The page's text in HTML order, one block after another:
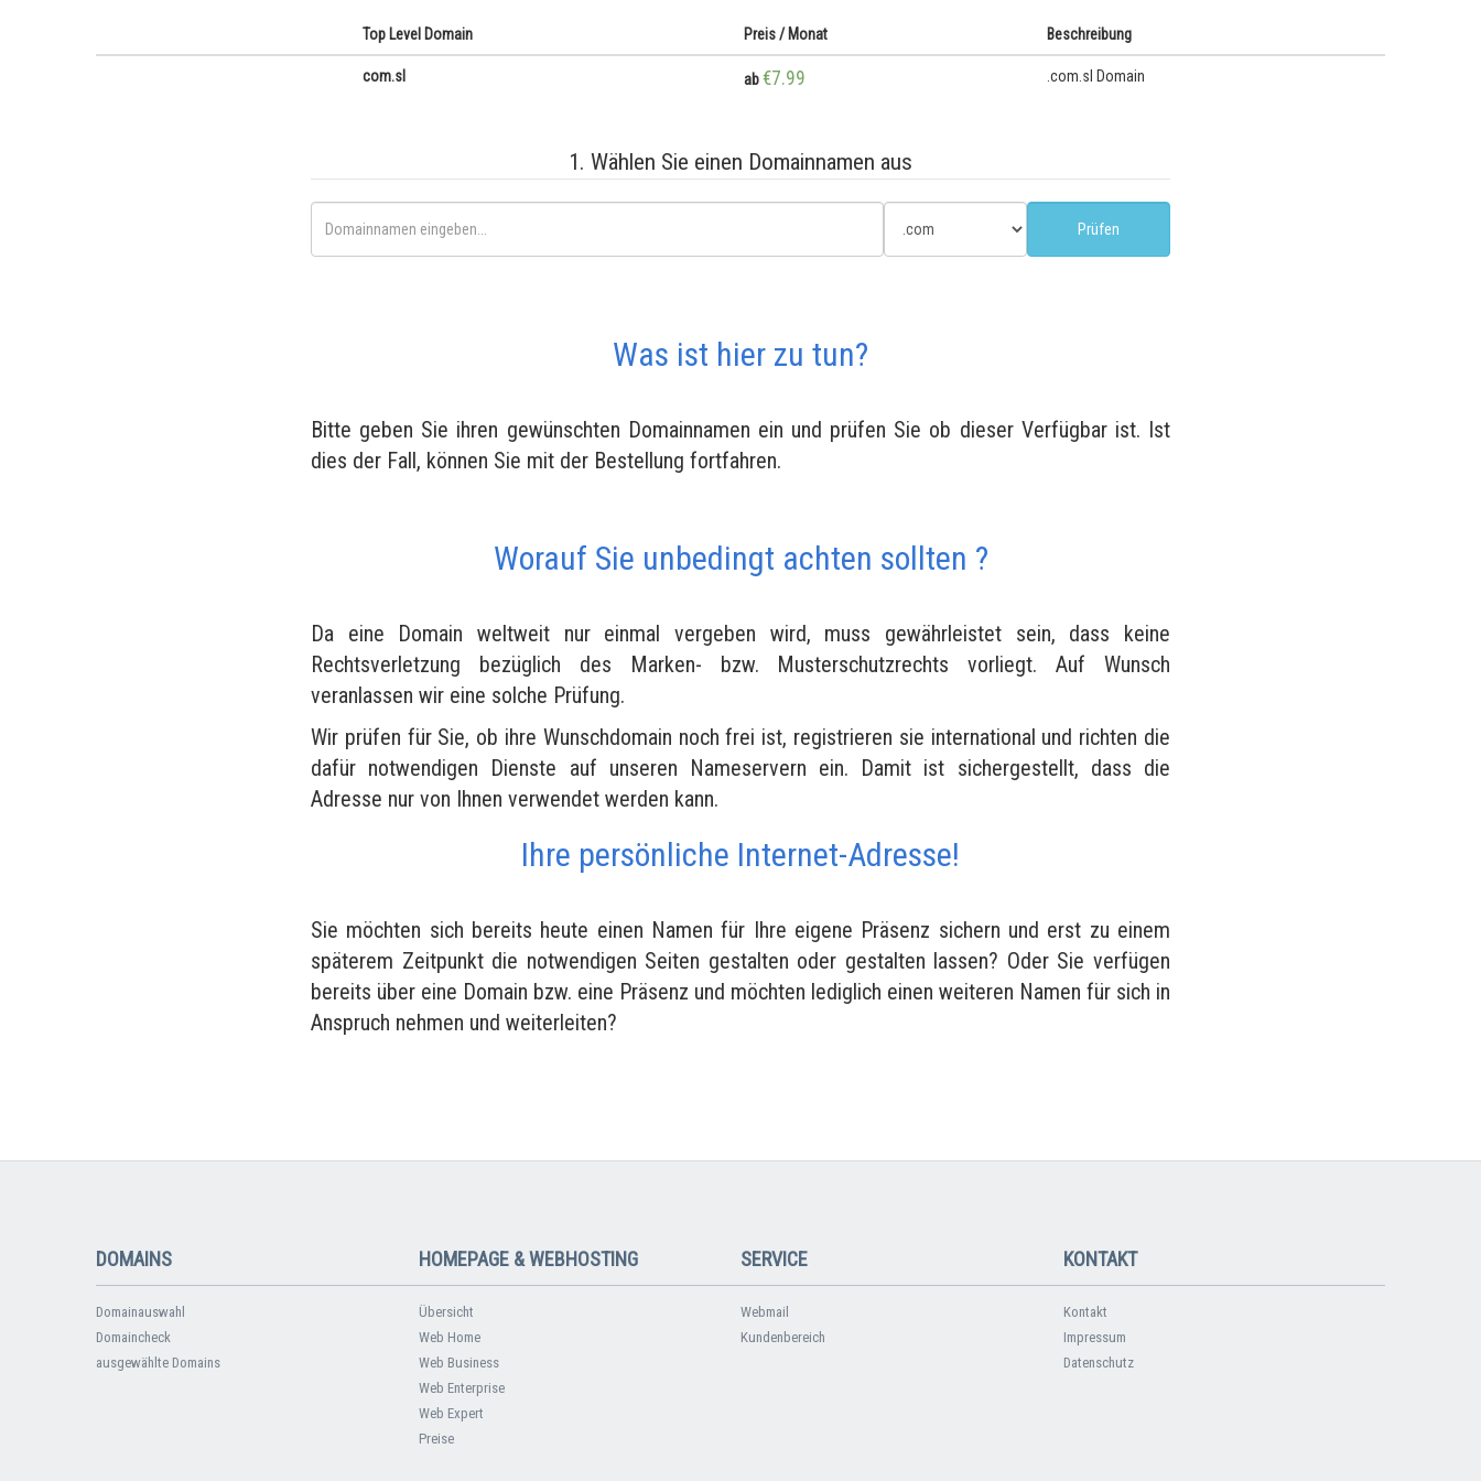
Top Level Domain Preis / Monat Beschreibung
com.sl ab€7.99 .com.sl Domain
1. Wählen Sie einen Domainnamen aus
Was ist hier zu tun?
Bitte geben Sie ihren gewünschten Domainnamen ein und prüfen Sie ob dieser Verfügbar ist. Ist
dies der Fall, können Sie mit der Bestellung fortfahren.
Worauf Sie unbedingt achten sollten ?
Da eine Domain weltweit nur einmal vergeben wird, muss gewährleistet sein, dass keine
Rechtsverletzung bezüglich des Marken- bzw. Musterschutzrechts vorliegt. Auf Wunsch
veranlassen wir eine solche Prüfung.
Wir prüfen für Sie, ob ihre Wunschdomain noch frei ist, registrieren sie international und richten die
dafür notwendigen Dienste auf unseren Nameservern ein. Damit ist sichergestellt, dass die
Adresse nur von Ihnen verwendet werden kann.
Ihre persönliche Internet-Adresse!
Sie möchten sich bereits heute einen Namen für Ihre eigene Präsenz sichern und erst zu einem
späterem Zeitpunkt die notwendigen Seiten gestalten oder gestalten lassen? Oder Sie verfügen
bereits über eine Domain bzw. eine Präsenz und möchten lediglich einen weiteren Namen für sich in
Anspruch nehmen und weiterleiten?
DOMAINS
Domainauswahl
Domaincheck
ausgewählte Domains
HOMEPAGE & WEBHOSTING
Übersicht
Web Home
Web Business
Web Enterprise
Web Expert
Preise
SERVICE
Webmail
Kundenbereich
KONTAKT
Kontakt
Impressum
Datenschutz